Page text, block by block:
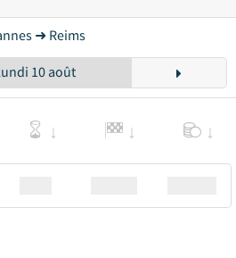
➜ Reims
10 août